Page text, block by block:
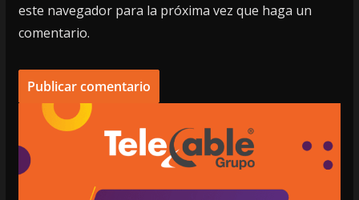
este navegador para la próxima vez que haga un
comentario.